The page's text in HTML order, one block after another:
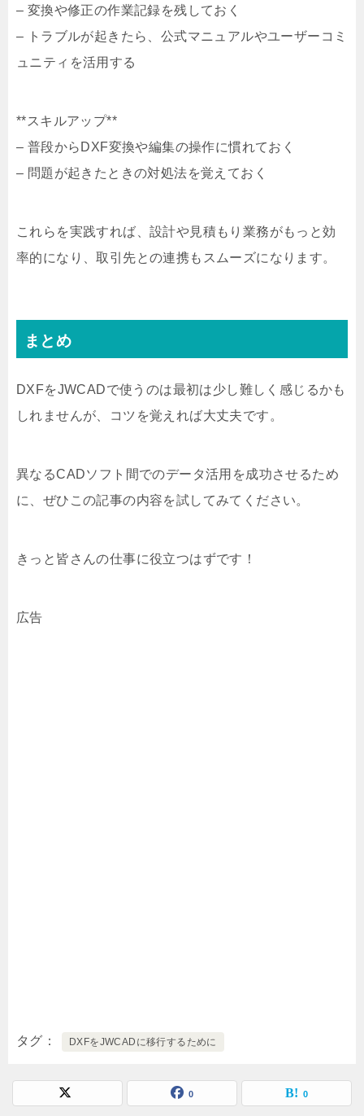
– 変換や修正の作業記録を残しておく
– トラブルが起きたら、公式マニュアルやユーザーコミ
ュニティを活用する
**スキルアップ**
– 普段からDXF変換や編集の操作に慣れておく
– 問題が起きたときの対処法を覚えておく
これらを実践すれば、設計や見積もり業務がもっと効
率的になり、取引先との連携もスムーズになります。
まとめ
DXFをJWCADで使うのは最初は少し難しく感じるかも
しれませんが、コツを覚えれば大丈夫です。
異なるCADソフト間でのデータ活用を成功させるため
に、ぜひこの記事の内容を試してみてください。
きっと皆さんの仕事に役立つはずです！
広告
タグ DXFをJWCADに移行するために
0 0